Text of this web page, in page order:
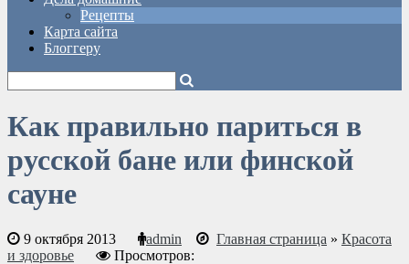
Рецепты
Карта сайта
Блоггеру
Как правильно париться в
русской бане или финской
сауне
9 октября 2013 admin Главная страница » Красота
и здоровье
Просмотров: